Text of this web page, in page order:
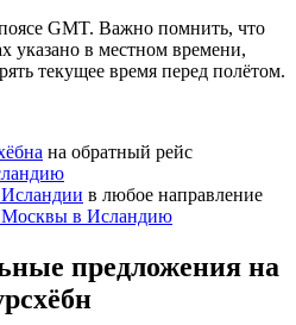
GMT. Важно помнить, что
указано в местном времени,
текущее время перед полётом.
на обратный рейс
в любое направление
Москвы в Исландию
предложения на